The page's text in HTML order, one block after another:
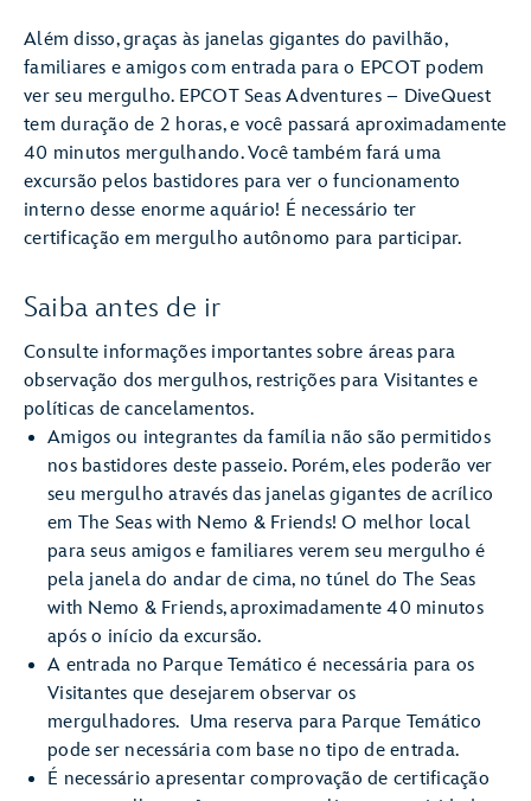
Além disso, graças às janelas gigantes do pavilhão,
familiares e amigos com entrada para o EPCOT podem
ver seu mergulho. EPCOT Seas Adventures – DiveQuest
tem duração de 2 horas, e você passará aproximadamente
40 minutos mergulhando. Você também fará uma
excursão pelos bastidores para ver o funcionamento
interno desse enorme aquário! É necessário ter
certificação em mergulho autônomo para participar.
Saiba antes de ir
Consulte informações importantes sobre áreas para
observação dos mergulhos, restrições para Visitantes e
políticas de cancelamentos.
Amigos ou integrantes da família não são permitidos
nos bastidores deste passeio. Porém, eles poderão ver
seu mergulho através das janelas gigantes de acrílico
em The Seas with Nemo & Friends! O melhor local
para seus amigos e familiares verem seu mergulho é
pela janela do andar de cima, no túnel do The Seas
with Nemo & Friends, aproximadamente 40 minutos
após o início da excursão.
A entrada no Parque Temático é necessária para os
Visitantes que desejarem observar os
mergulhadores. Uma reserva para Parque Temático
pode ser necessária com base no tipo de entrada.
É necessário apresentar comprovação de certificação